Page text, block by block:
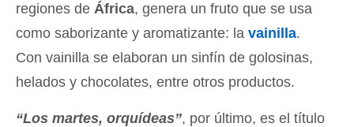
regiones de África, genera un fruto que se usa
como saborizante y aromatizante: la vainilla.
Con vainilla se elaboran un sinfín de golosinas,
helados y chocolates, entre otros productos.
“Los martes, orquídeas”, por último, es el título